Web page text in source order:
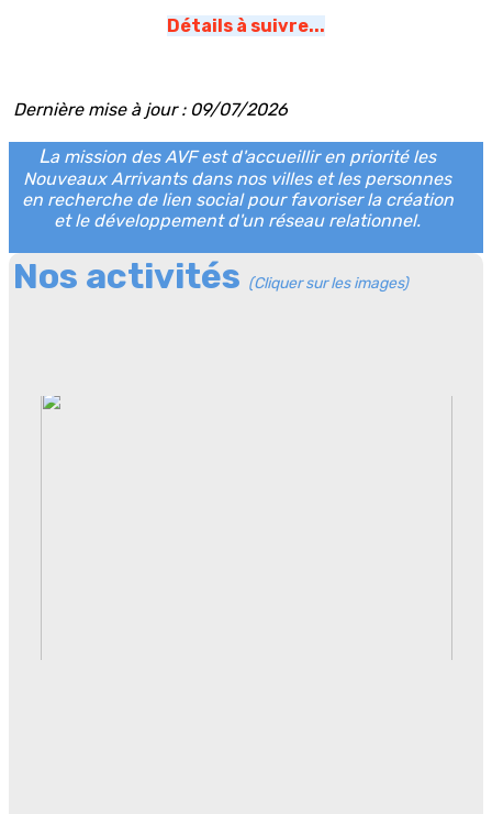
Détails à suivre...
Dernière mise à jour : 09/07/2026
La mission des AVF est d'accueillir en priorité les
Nouveaux Arrivants dans nos villes et les personnes
en recherche de lien social pour favoriser la création
et le développement d'un réseau relationnel.
Nos activités (Cliquer sur les images)